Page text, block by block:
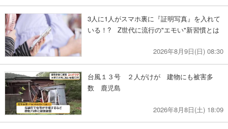
3人に1人がスマホ裏に『証明写真』を入れて
いる！? Z世代に流行の"エモい"新習慣とは
2026年8月9日(日) 08:30
台風１３号 ２人がけが 建物にも被害多
数 鹿児島
2026年8月8日(土) 18:09